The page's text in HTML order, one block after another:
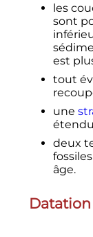
les
sont
est
tout
une
deux
âge.